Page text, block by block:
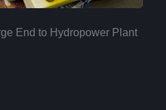
End to Hydropower Plant